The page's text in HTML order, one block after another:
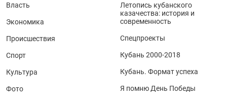
Власть
Экономика
Происшествия
Спорт
Культура
Фото
Летопись кубанского
казачества: история и
современность
Спецпроекты
Кубань 2000-2018
Кубань. Формат успеха
Я помню День Победы